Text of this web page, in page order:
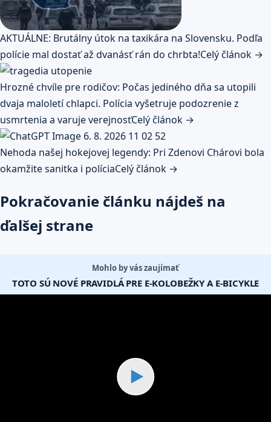
AKTUÁLNE: Brutálny útok na taxikára na Slovensku. Podľa
polície mal dostať až dvanásť rán do chrbta!Celý článok →
Hrozné chvíle pre rodičov: Počas jediného dňa sa utopili
dvaja maloletí chlapci. Polícia vyšetruje podozrenie z
usmrtenia a varuje verejnosťCelý článok →
Nehoda našej hokejovej legendy: Pri Zdenovi Chárovi bola
okamžite sanitka i políciaCelý článok →
Pokračovanie článku nájdeš na
ďalšej strane
Mohlo by vás zaujímať
TOTO SÚ NOVÉ PRAVIDLÁ PRE E-KOLOBEŽKY A E-BICYKLE
▶